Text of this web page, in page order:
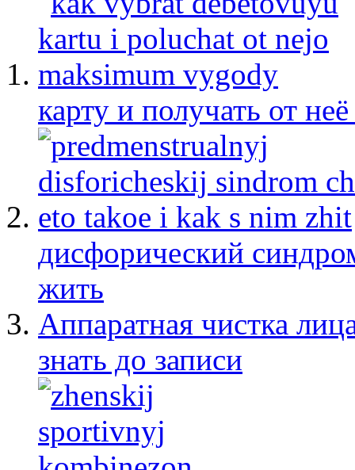
карту и получать от
дисфорический
жить
Аппаратная чистка
знать до записи